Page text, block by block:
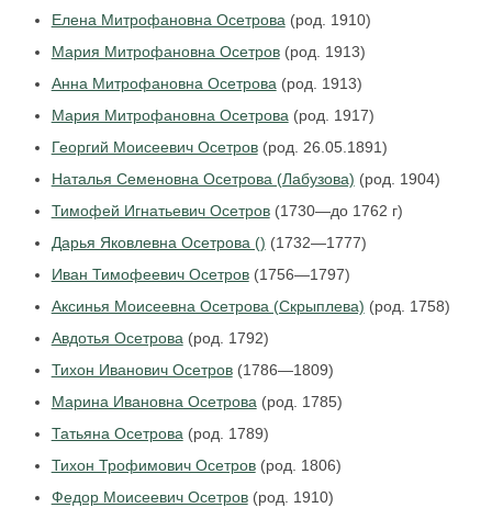
Елена Митрофановна Осетрова(род. 1910)
Мария Митрофановна Осетров(род. 1913)
Анна Митрофановна Осетрова(род. 1913)
Мария Митрофановна Осетрова(род. 1917)
Георгий Моисеевич Осетров(род. 26.05.1891)
Наталья Семеновна Осетрова (Лабузова) (род. 1904)
Тимофей Игнатьевич Осетров(1730—до 1762 г)
Дарья Яковлевна Осетрова () (1732—1777)
Иван Тимофеевич Осетров(1756—1797)
Аксинья Моисеевна Осетрова (Скрыплева) (род. 1758)
Авдотья Осетрова(род. 1792)
Тихон Иванович Осетров(1786—1809)
Марина Ивановна Осетрова(род. 1785)
Татьяна Осетрова(род. 1789)
Тихон Трофимович Осетров(род. 1806)
Федор Моисеевич Осетров(род. 1910)